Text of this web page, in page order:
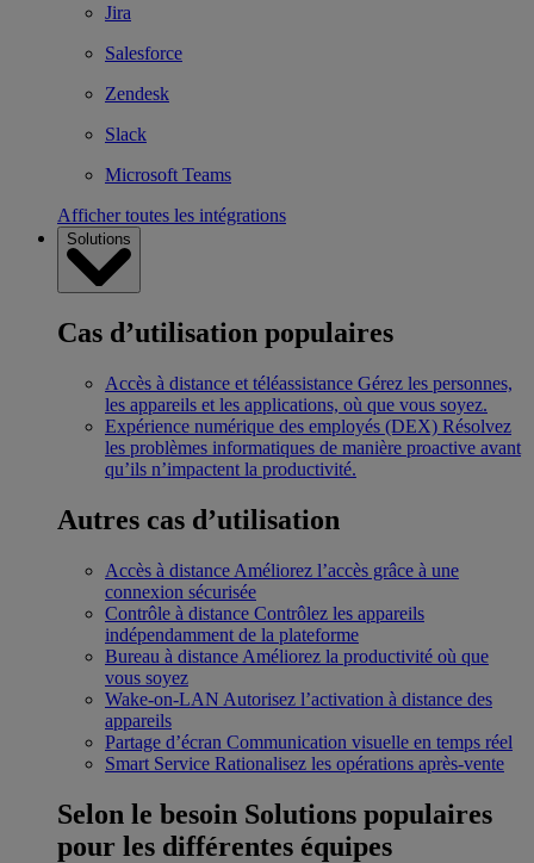
Jira
Salesforce
Zendesk
Slack
Microsoft Teams
Afficher toutes les intégrations
Solutions
Cas d’utilisation populaires
Accès à distance et téléassistance Gérez les personnes,
les appareils et les applications, où que vous soyez.
Expérience numérique des employés (DEX) Résolvez
les problèmes informatiques de manière proactive avant
qu’ils n’impactent la productivité.
Autres cas d’utilisation
Accès à distance Améliorez l’accès grâce à une
connexion sécurisée
Contrôle à distance Contrôlez les appareils
indépendamment de la plateforme
Bureau à distance Améliorez la productivité où que
vous soyez
Wake-on-LAN Autorisez l’activation à distance des
appareils
Partage d’écran Communication visuelle en temps réel
Smart Service Rationalisez les opérations après-vente
Selon le besoin Solutions populaires
pour les différentes équipes